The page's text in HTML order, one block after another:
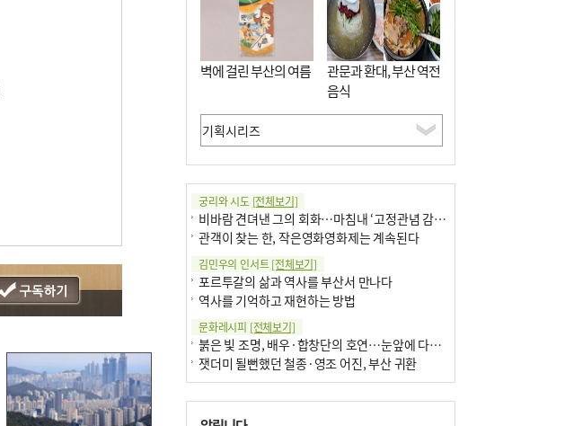
벽에 걸린 부산의 여름
관문과 환대, 부산 역전
음식
궁리와 시도 [전체보기]
비바람 견뎌낸 그의 회화…마침내 ‘고정관념 감옥’서 해방
관객이 찾는 한, 작은영화영화제는 계속된다
김민우의 인서트[전체보기]
포르투갈의 삶과 역사를 부산서 만나다
역사를 기억하고 재현하는 방법
문화레시피 [전체보기]
붉은 빛 조명, 배우·합창단의 호연…눈앞에 다가온 부산오페라하우스
잿더미 될뻔했던 철종·영조 어진, 부산 귀환
현실의 고통, 은유의 詩로 담다 外